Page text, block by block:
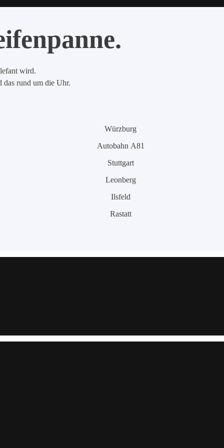
wird.
das rund um die Uhr.
Würzburg
Autobahn A81
Stuttgart
Leonberg
Ilsfeld
Rastatt